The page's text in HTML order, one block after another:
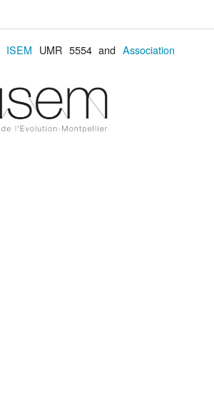
ISEM UMR 5554 andAssociation